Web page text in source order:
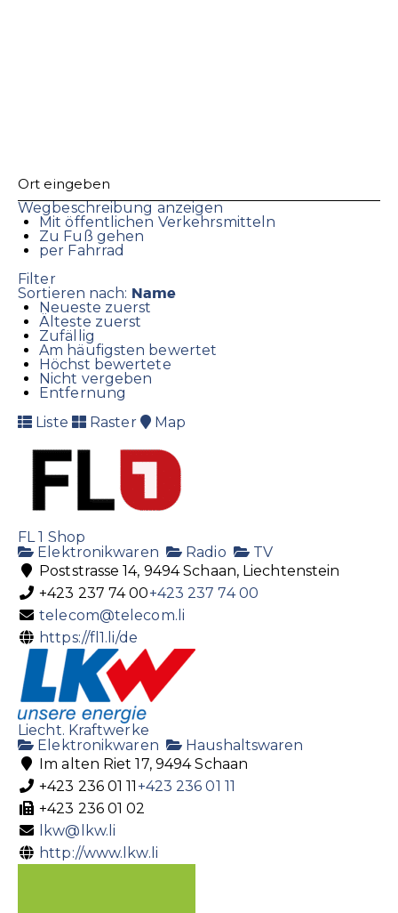
Wegbeschreibung anzeigen
Mit öffentlichen Verkehrsmitteln
Zu Fuß gehen
per Fahrrad
Filter
Sortieren nach: Name
Neueste zuerst
Älteste zuerst
Zufällig
Am häufigsten bewertet
Höchst bewertete
Nicht vergeben
Entfernung
Liste
Raster Map
FL 1 Shop
Elektronikwaren
Radio
TV
Poststrasse 14, 9494 Schaan, Liechtenstein
+423 237 74 00+423 237 74 00
telecom@telecom.li
https://fl1.li/de
Liecht. Kraftwerke
Elektronikwaren
Haushaltswaren
Im alten Riet 17, 9494 Schaan
+423 236 01 11 +423 236 01 11
+423 236 01 02
lkw@lkw.li
http://www.lkw.li